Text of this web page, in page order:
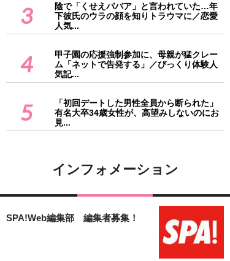
3
陰で「くせえババア」と言われていた…年
下彼氏のウラの顔を知りトラウマに／恋愛
人気...
4
甲子園の応援強制参加に、母親が猛クレー
ム「ネットで告発する」／びっくり体験人
気記...
5
「初回デートした男性全員から断られた」
有名大卒34歳女性が、高望みしないのにお
見...
インフォメーション
SPA!Web編集部 編集者募集！